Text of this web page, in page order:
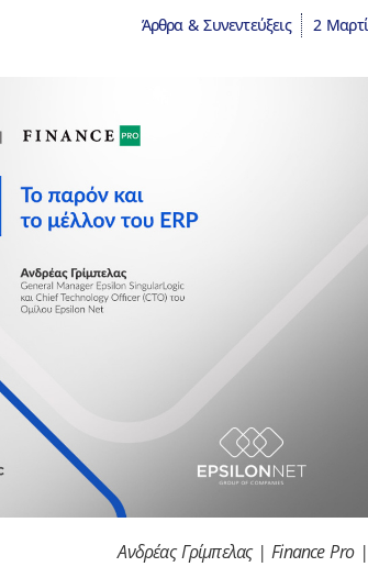
Άρθρα & Συνεντεύξεις 2
Ανδρέας Γρίμπελας | Finance Pro